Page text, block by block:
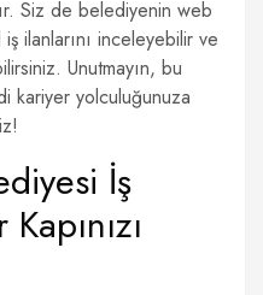
Siz de belediyenin web
ilanlarını inceleyebilir ve
Unutmayın, bu
kariyer yolculuğunuza
İş